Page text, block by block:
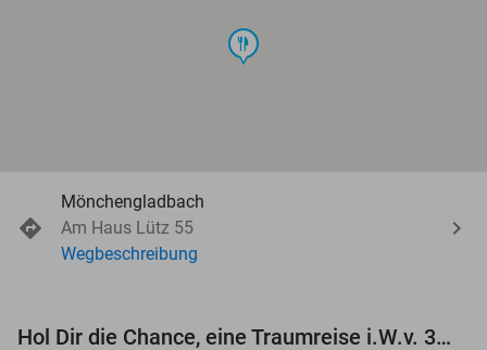
food
Mönchengladbach
Am Haus Lütz 55
Wegbeschreibung
Hol Dir die Chance, eine Traumreise i.W.v. 3.000 € zu gewinnen!